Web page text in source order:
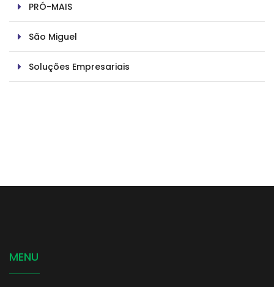
PRÓ-MAIS
São Miguel
Soluções Empresariais
MENU